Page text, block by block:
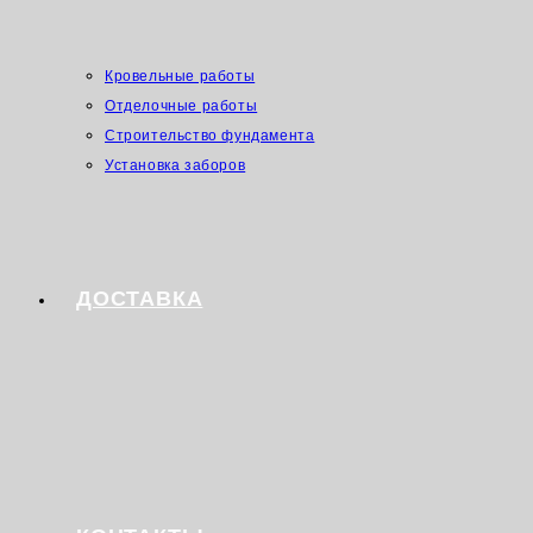
Кровельные работы
Отделочные работы
Строительство фундамента
Установка заборов
ДОСТАВКА